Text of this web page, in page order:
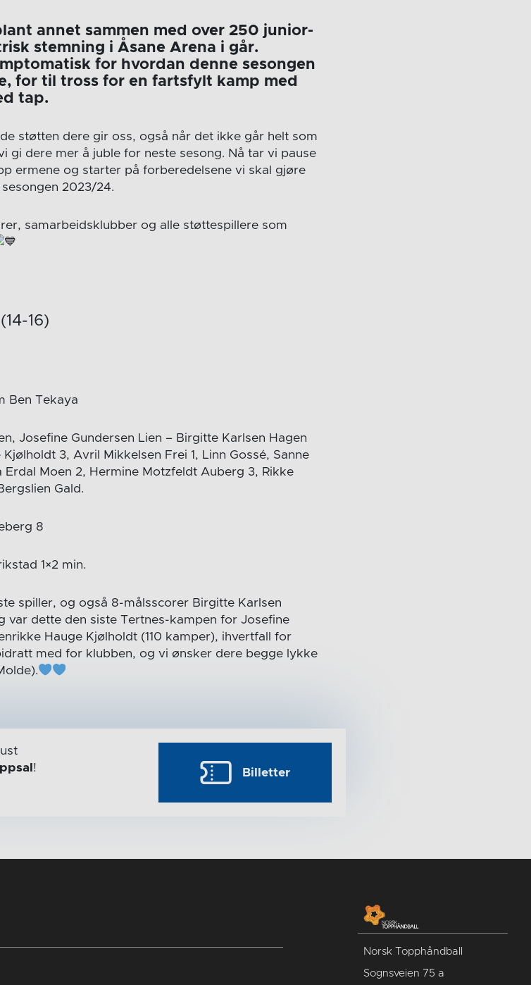
annet sammen med over 250 junior-
stemning i Åsane Arena i går.
for hvordan denne sesongen
for til tross for en fartsfylt kamp med
tap.
støtten dere gir oss, også når det ikke går helt som
gi dere mer å juble for neste sesong. Nå tar vi pause
ermene og starter på forberedelsene vi skal gjøre
2023/24.
samarbeidsklubber og alle støttespillere som
16)
Ben Tekaya
Josefine Gundersen Lien – Birgitte Karlsen Hagen
3, Avril Mikkelsen Frei 1, Linn Gossé, Sanne
Erdal Moen 2, Hermine Motzfeldt Auberg 3, Rikke
Gald.
8
1×2 min.
spiller, og også 8-målsscorer Birgitte Karlsen
var dette den siste Tertnes-kampen for Josefine
Hauge Kjølholdt (110 kamper), ihvertfall for
med for klubben, og vi ønsker dere begge lykke
! Billetter
Norsk Topphåndball
Sognsveien 75 a